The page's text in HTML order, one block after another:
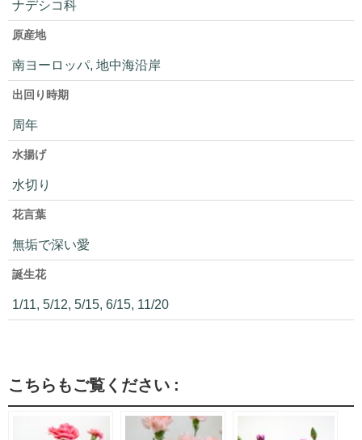
ナデシコ科
原産地
南ヨーロッパ, 地中海沿岸
出回り時期
周年
水揚げ
水切り
花言葉
無垢で深い愛
誕生花
1/11, 5/12, 5/15, 6/15, 11/20
こちらもご覧ください :